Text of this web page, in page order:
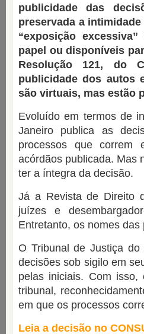
publicidade das
preservada a
“exposição
papel ou disponíveis
Resolução 121, do
publicidade dos autos
são virtuais, mas estão
Evoluído em termos de
Janeiro publica as
processos que
acórdãos publicada. Mas
ter a íntegra da decisão.
Já a Revista de Direito
juízes e
Entretanto, os nomes
O Tribunal de Justiça
decisões sob sigilo em
pelas iniciais. Com
tribunal,
em que os processos
Leia a decisão no